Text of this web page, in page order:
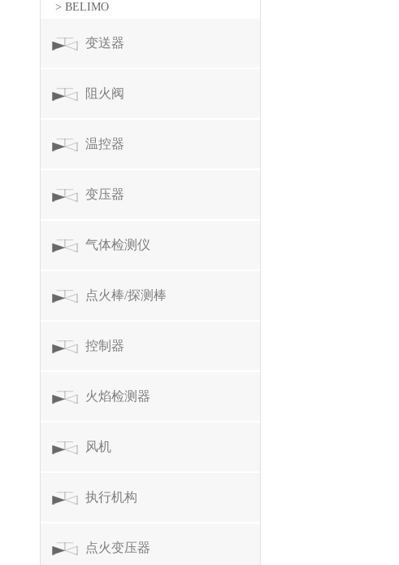
> BELIMO
变送器
阻火阀
温控器
变压器
气体检测仪
点火棒/探测棒
控制器
火焰检测器
风机
执行机构
点火变压器